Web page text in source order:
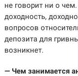
не говорит ни о
доходность,
вопросов
депозита для
возникнет.
— Чем занимается